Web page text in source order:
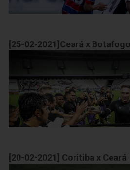
[25-02-2021]Ceará x Botafogo
[20-02-2021] Coritiba x Ceará